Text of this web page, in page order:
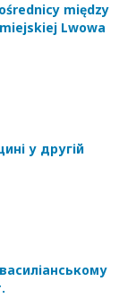
między
Lwowa
у другій